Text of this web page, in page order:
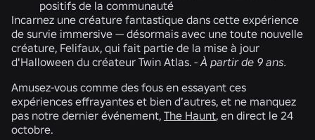
positifs de la communauté
Incarnez une créature fantastique dans cette expérience
de survie immersive — désormais avec une toute nouvelle
créature, Felifaux, qui fait partie de la mise à jour
d'Halloween du créateur Twin Atlas. - À partir de 9 ans.
Amusez-vous comme des fous en essayant ces
expériences effrayantes et bien d’autres, et ne manquez
pas notre dernier événement, The Haunt, en direct le 24
octobre.